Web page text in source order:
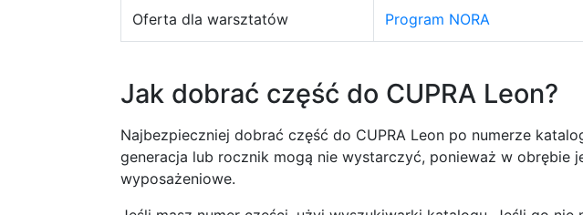
Oferta dla warsztatów Program NORA
Jak dobrać część do CUPRA Leon?
Najbezpieczniej dobrać część do CUPRA Leon po numerze
generacja lub rocznik mogą nie wystarczyć, ponieważ w obrębie
wyposażeniowe.